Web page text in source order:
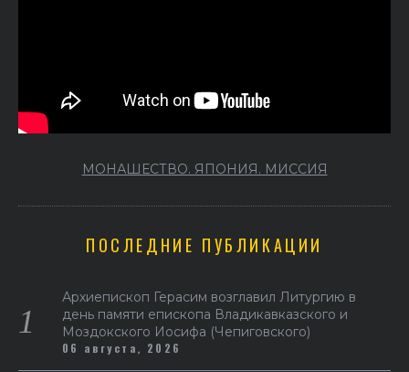
МОНАШЕСТВО. ЯПОНИЯ. МИССИЯ
ПОСЛЕДНИЕ ПУБЛИКАЦИИ
Архиепископ Герасим возглавил Литургию в
день памяти епископа Владикавказского и
Моздокского Иосифа (Чепиговского)
06 августа, 2026